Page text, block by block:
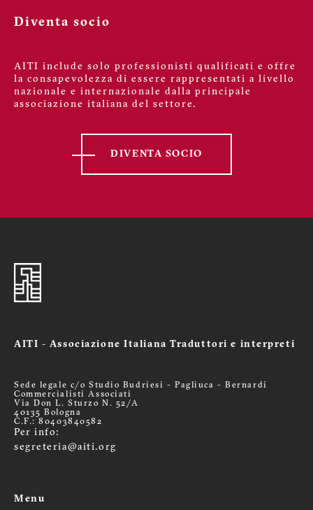
Diventa socio
AITI include solo professionisti qualificati e offre
la consapevolezza di essere rappresentati a livello
nazionale e internazionale dalla principale
associazione italiana del settore.
DIVENTA SOCIO
AITI - Associazione Italiana Traduttori e interpreti
Sede legale c/o Studio Budriesi - Pagliuca - Bernardi
Commercialisti Associati
Via Don L. Sturzo N. 52/A
40135 Bologna
C.F.: 80403840582
Per info:
segreteria@aiti.org
Menu